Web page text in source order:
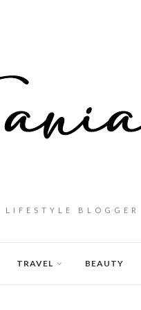
LIFESTYLE
TRAVEL BEAUTY